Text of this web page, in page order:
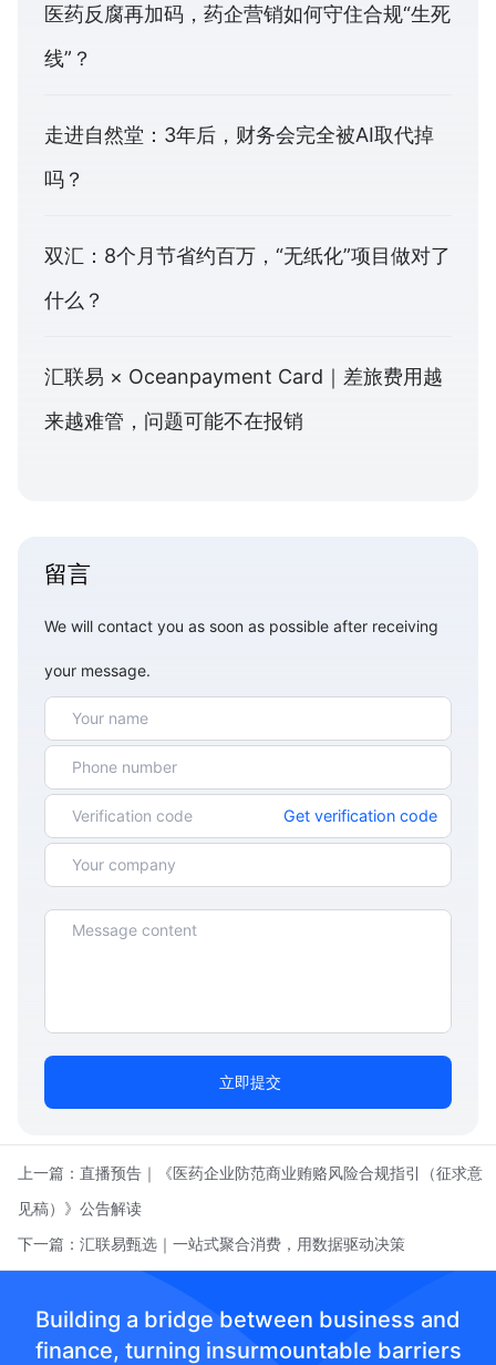
医药反腐再加码，药企营销如何守住合规“生死
线”？
走进自然堂：3年后，财务会完全被AI取代掉
吗？
双汇：8个月节省约百万，“无纸化”项目做对了
什么？
汇联易 × Oceanpayment Card｜差旅费用越
来越难管，问题可能不在报销
留言
We will contact you as soon as possible after receiving
your message.
Get verification code
立即提交
上一篇： 直播预告｜《医药企业防范商业贿赂风险合规指引（征求意
见稿）》公告解读
下一篇： 汇联易甄选｜一站式聚合消费，用数据驱动决策
Building a bridge between business and
finance, turning insurmountable barriers